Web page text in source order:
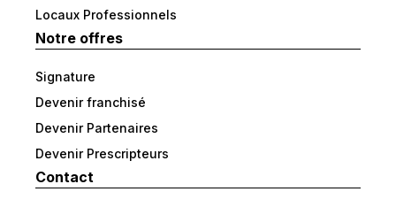
Locaux Professionnels
Notre offres
Signature
Devenir franchisé
Devenir Partenaires
Devenir Prescripteurs
Contact